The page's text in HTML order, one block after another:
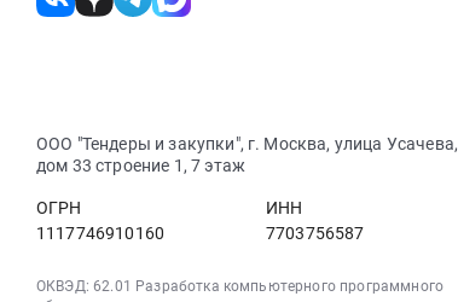
ООО "Тендеры и закупки", г. Москва, улица Усачева,
дом 33 строение 1, 7 этаж
ОГРН
1117746910160
ИНН
7703756587
ОКВЭД: 62.01 Разработка компьютерного программного